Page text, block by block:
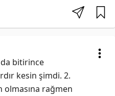
bitirince
kesin şimdi. 2.
olmasına rağmen